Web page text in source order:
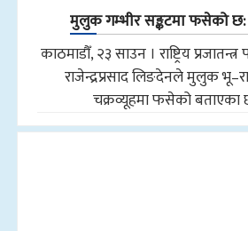
मुलुक गम्भीर सङ्कटमा फसेको
काठमाडौँ, २३ साउन । राष्ट्रिय प्रजातन्त्र
राजेन्द्रप्रसाद लिङदेनले मुलुक
चक्रव्यूहमा फसेको बताएका